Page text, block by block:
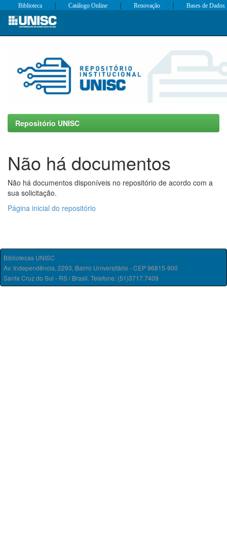
Skip
Biblioteca | Catálogo Online | Renovação | Bases de Dados
Repositório UNISC
Não há documentos
Não há documentos disponíveis no repositório de acordo com a
sua solicitação.
Página inicial do repositório
Bibliotecas UNISC
Av. Independência, 2293, Bairro Universitário - CEP 96815-900
Santa Cruz do Sul - RS / Brasil. Telefone: (51)3717.7409